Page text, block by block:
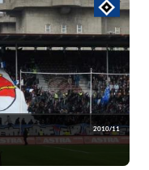
2010/11